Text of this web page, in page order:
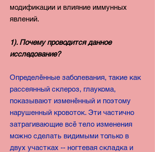
модификации и влияние иммунных
явлений.
1). Почему проводится данное
исследование?
Определённые заболевания, такие как
рассеянный склероз, глаукома,
показывают изменённый и поэтому
нарушенный кровоток. Эти частично
затрагивающие всё тело изменения
можно сделать видимыми только в
двух участках -- ногтевая складка и